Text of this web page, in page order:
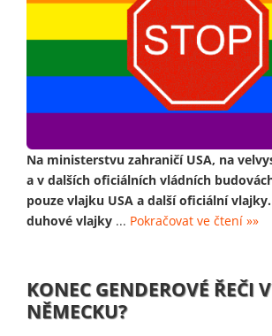
Na ministerstvu zahraničí USA, na
a v dalších oficiálních vládních
pouze vlajku USA a další oficiální
duhové vlajky ... Pokračovat ve čtení »»
KONEC GENDEROVÉ ŘEČI V
NĚMECKU?